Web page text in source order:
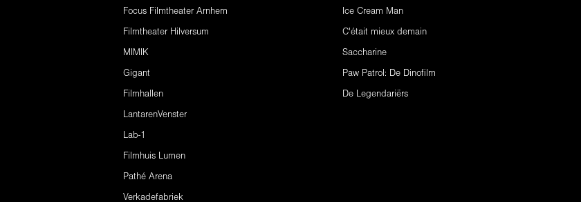
Focus Filmtheater Arnhem
Filmtheater Hilversum
MIMIK
Gigant
Filmhallen
LantarenVenster
Lab-1
Filmhuis Lumen
Pathé Arena
Verkadefabriek
Ice Cream Man
C'était mieux demain
Saccharine
Paw Patrol: De Dinofilm
De Legendariërs